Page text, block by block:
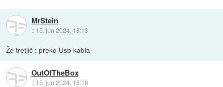
MrStein
:: 15. jun 2024, 18:13
Že tretjič : preko Usb kabla
OutOfTheBox
:: 15. jun 2024, 18:18